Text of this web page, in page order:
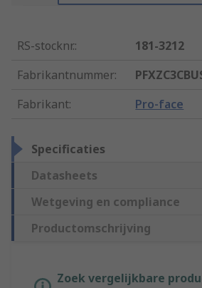
RS-stocknr.:
181-3212
Fabrikantnummer:
Fabrikant: Pro-face
Specificaties
Datasheets
Wetgeving en compliance
Productomschrijving
Zoek vergelijkbare